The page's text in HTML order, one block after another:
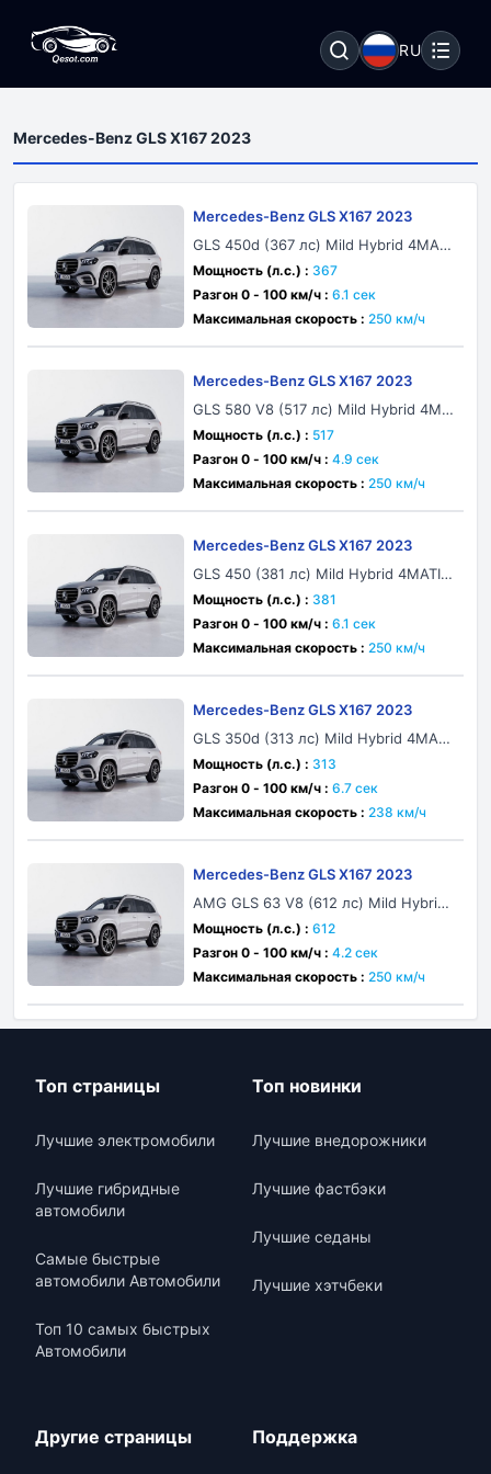
RU
Mercedes-Benz GLS X167 2023
Mercedes-Benz GLS X167 2023
GLS 450d (367 лс) Mild Hybrid 4MATI
C 9G-TRONIC
Мощность (л.с.) : 367
Разгон 0 - 100 км/ч : 6.1 сек
Максимальная скорость : 250 км/ч
Mercedes-Benz GLS X167 2023
GLS 580 V8 (517 лс) Mild Hybrid 4MA
TIC 9G-TRONIC
Мощность (л.с.) : 517
Разгон 0 - 100 км/ч : 4.9 сек
Максимальная скорость : 250 км/ч
Mercedes-Benz GLS X167 2023
GLS 450 (381 лс) Mild Hybrid 4MATIC
9G-TRONIC
Мощность (л.с.) : 381
Разгон 0 - 100 км/ч : 6.1 сек
Максимальная скорость : 250 км/ч
Mercedes-Benz GLS X167 2023
GLS 350d (313 лс) Mild Hybrid 4MATI
C 9G-TRONIC
Мощность (л.с.) : 313
Разгон 0 - 100 км/ч : 6.7 сек
Максимальная скорость : 238 км/ч
Mercedes-Benz GLS X167 2023
AMG GLS 63 V8 (612 лс) Mild Hybrid
4MATIC+ AMG SPEEDSHIFT TCT 9G
Мощность (л.с.) : 612
Разгон 0 - 100 км/ч : 4.2 сек
Максимальная скорость : 250 км/ч
Топ страницы
Лучшие электромобили
Лучшие гибридные
автомобили
Самые быстрые
автомобили Автомобили
Топ 10 самых быстрых
Автомобили
Топ новинки
Лучшие внедорожники
Лучшие фастбэки
Лучшие седаны
Лучшие хэтчбеки
Другие страницы Поддержка